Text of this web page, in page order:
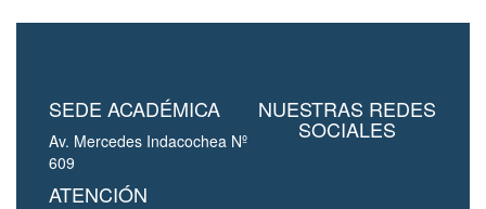
SEDE ACADÉMICA
Av. Mercedes Indacochea Nº
609
ATENCIÓN
NUESTRAS REDES
SOCIALES